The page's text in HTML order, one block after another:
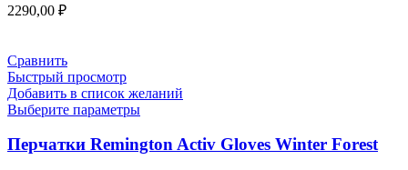
2290,00 ₽
Сравнить
Быстрый просмотр
Добавить в список желаний
Выберите параметры
Перчатки Remington Activ Gloves Winter Forest